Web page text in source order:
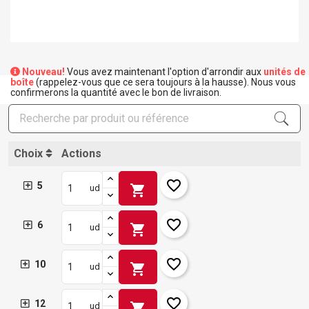
Ajouter à ma liste d'envies
Créer une nouvelle liste
Créer une liste d'envies
Nom de la liste d'envies
Annuler Créer une liste d'envies
Connexion
Vous devez être connecté pour ajouter des produits à
votre liste d'envies.
Annuler
Nouveau! Vous avez maintenant l'option d'arrondir aux unités de
boîte(rappelez-vous que ce sera toujours à la hausse). Nous vous
confirmerons la quantité avec le bon de livraison.
Choix Actions
5 ud shopping_cart favorite_border
6 ud shopping_cart favorite_border
10 ud shopping_cart favorite_border
12 ud favorite_border